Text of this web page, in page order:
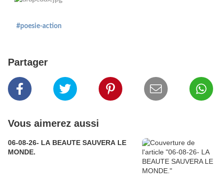
#poesie-action
Partager
Vous aimerez aussi
06-08-26- LA BEAUTE SAUVERA LE
MONDE.